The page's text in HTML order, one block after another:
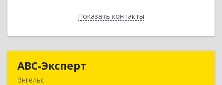
Показать контакты
Назад
АВС-Эксперт
Энгельс